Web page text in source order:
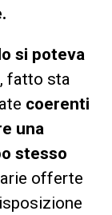
si poteva
fatto sta
coerenti
una
stesso
offerte